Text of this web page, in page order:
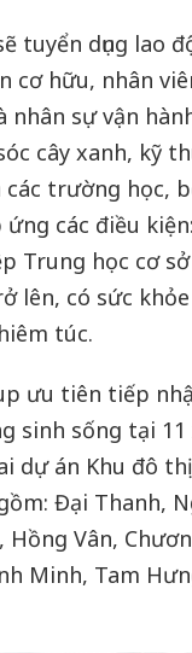
tuyển dụng lao
cơ hữu, nhân
nhân sự vận
cây xanh, kỹ
các trường học,
ứng các điều
Trung học cơ
lên, có sức
túc.
ưu tiên tiếp
sinh sống tại
dự án Khu đô
Đại Thanh,
Hồng Vân,
Minh, Tam